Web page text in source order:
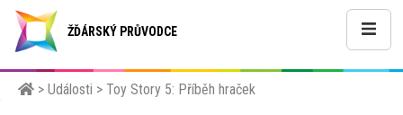
ŽĎÁRSKÝ PRŮVODCE
> Události > Toy Story 5: Příběh hraček